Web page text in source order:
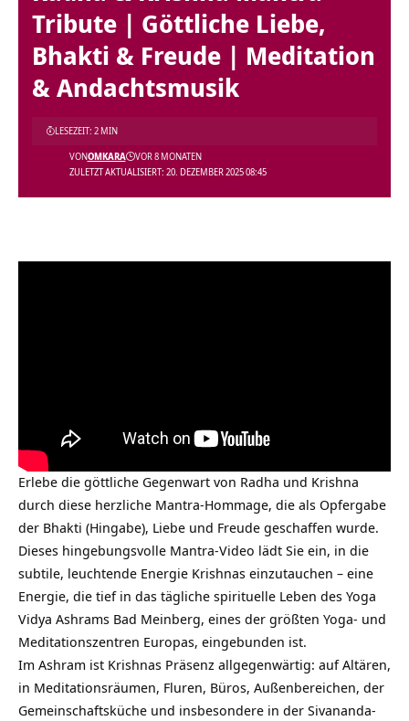
Tribute | Göttliche Liebe,
Bhakti & Freude | Meditation
& Andachtsmusik
ZULETZT AKTUALISIERT: 20. DEZEMBER 2025 08:45
VONOMKARA VOR 8 MONATEN
LESEZEIT: 2 MIN
Erlebe die göttliche Gegenwart von Radha und Krishna
durch diese herzliche Mantra-Hommage, die als Opfergabe
der Bhakti (Hingabe), Liebe und Freude geschaffen wurde.
Dieses hingebungsvolle Mantra-Video lädt Sie ein, in die
subtile, leuchtende Energie Krishnas einzutauchen – eine
Energie, die tief in das tägliche spirituelle Leben des Yoga
Vidya Ashrams Bad Meinberg, eines der größten Yoga- und
Meditationszentren Europas, eingebunden ist.
Im Ashram ist Krishnas Präsenz allgegenwärtig: auf Altären,
in Meditationsräumen, Fluren, Büros, Außenbereichen, der
Gemeinschaftsküche und insbesondere in der Sivananda-